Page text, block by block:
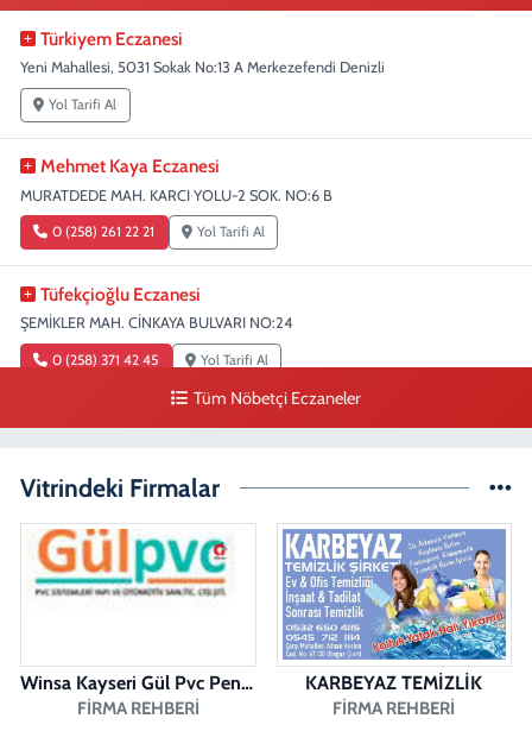
Türkiyem Eczanesi
Yeni Mahallesi, 5031 Sokak No:13 A Merkezefendi Denizli
Yol Tarifi Al
Mehmet Kaya Eczanesi
MURATDEDE MAH. KARCI YOLU-2 SOK. NO:6 B
0 (258) 261 22 21 Yol Tarifi Al
Tüfekçioğlu Eczanesi
ŞEMİKLER MAH. CİNKAYA BULVARI NO:24
0 (258) 371 42 45 Yol Tarifi Al
Ada Eczanesi
BAHÇELİEVLER MAH. BAHÇELİEVLER CAD. 3023 SOK. NO:71 B
Pamukkale Aktürk Eczanesi
Tüm Nöbetçi Eczaneler
Vitrindeki Firmalar
Winsa Kayseri Gül Pvc Pencere Kayseri Winsa
FIRMA REHBERI
KARBEYAZ TEMİZLİK
FIRMA REHBERI